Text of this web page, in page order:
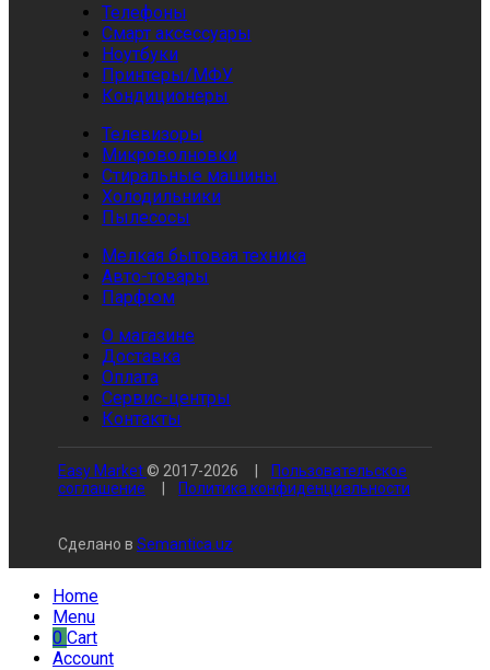
Телефоны
Смарт аксессуары
Ноутбуки
Принтеры/МФУ
Кондиционеры
Телевизоры
Микроволновки
Стиральные машины
Холодильники
Пылесосы
Мелкая бытовая техника
Авто-товары
Парфюм
О магазине
Доставка
Оплата
Сервис-центры
Контакты
Easy Market© 2017-2026
Пользовательское
соглашение
Политика конфиденциальности
Сделано в Semantica.uz
Home
Menu
0 Cart
Account